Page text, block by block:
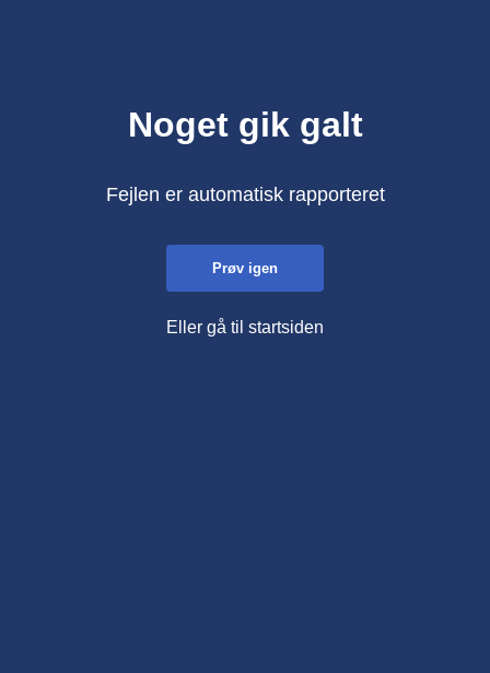
Noget gik galt
Fejlen er automatisk rapporteret
Prøv igen
Eller gå til startsiden